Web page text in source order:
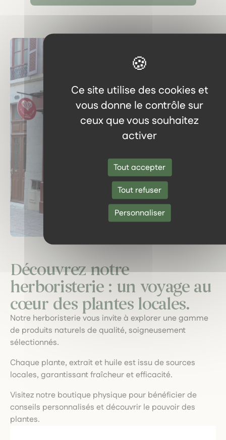
Ce site utilise des cookies et
vous donne le contrôle sur
ceux que vous souhaitez
activer
Tout accepter
Tout refuser
Personnaliser
Découvrez notre
herboristerie : un voyage au
cœur des plantes locales.
Notre herboristerie vous invite à explorer une gamme
de produits naturels de qualité, soigneusement
sélectionnés.
Chaque plante, extrait et huile est issu de sources
locales, garantissant fraîcheur et efficacité.
Visitez notre boutique physique pour bénéficier de
conseils personnalisés et découvrir le pouvoir des
plantes.